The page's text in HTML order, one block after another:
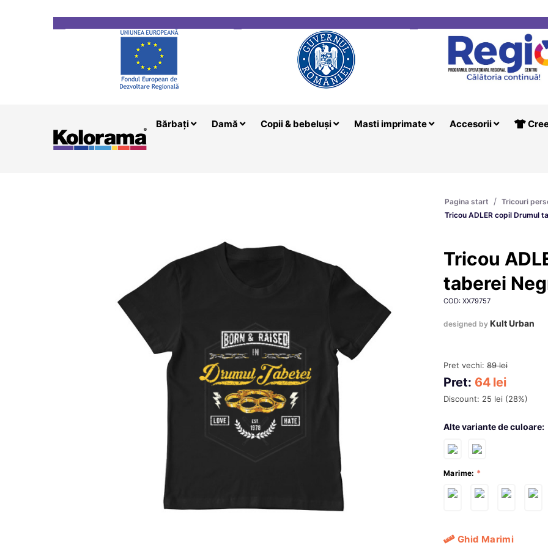
Bărbați Damă Copii & bebeluși Masti imprimate Accesorii
Pagina start / Tricouri
Tricou ADLER copil Drumul
Tricou
taberei
COD: XX79757
designed by Kult Urban
Pret vechi: 89 lei
Pret: 64 lei
Discount: 25 lei (28%)
Alte variante de culoare:
Marime:
Ghid Marimi